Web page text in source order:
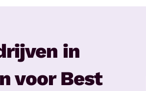
in
voor Best